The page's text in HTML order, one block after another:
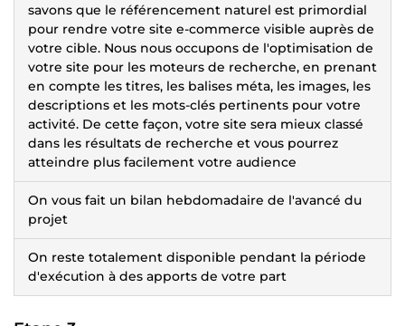
savons que le référencement naturel est primordial
pour rendre votre site e-commerce visible auprès de
votre cible. Nous nous occupons de l'optimisation de
votre site pour les moteurs de recherche, en prenant
en compte les titres, les balises méta, les images, les
descriptions et les mots-clés pertinents pour votre
activité. De cette façon, votre site sera mieux classé
dans les résultats de recherche et vous pourrez
atteindre plus facilement votre audience
On vous fait un bilan hebdomadaire de l'avancé du
projet
On reste totalement disponible pendant la période
d'exécution à des apports de votre part